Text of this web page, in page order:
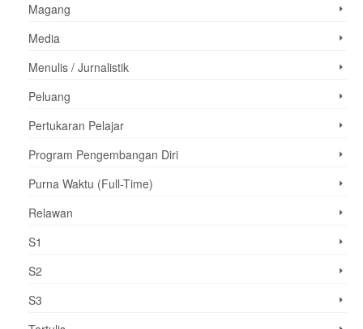
Magang
Media
Menulis / Jurnalistik
Peluang
Pertukaran Pelajar
Program Pengembangan Diri
Purna Waktu (Full-Time)
Relawan
S1
S2
S3